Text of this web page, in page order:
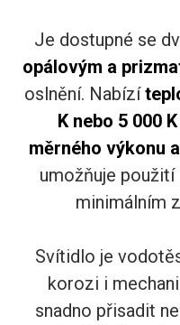
Je dostupné se
opálovým a
oslnění. Nabízí
K nebo 5 000 K
měrného výkonu
umožňuje použití
minimálním
Svítidlo je
korozi i
snadno přisadit